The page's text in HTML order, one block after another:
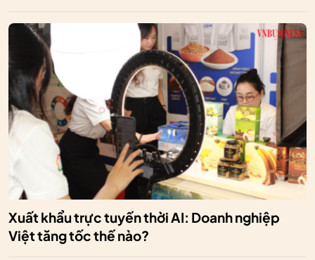
Xuất khẩu trực tuyến thời AI: Doanh nghiệp
Việt tăng tốc thế nào?